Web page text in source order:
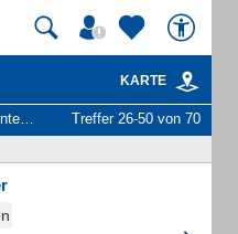
KARTE
Treffer 26-50 von 70